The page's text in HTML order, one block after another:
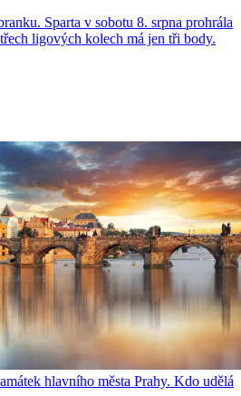
Sparta v sobotu 8. srpna prohrála
ligových kolech má jen tři body.
hlavního města Prahy. Kdo udělá